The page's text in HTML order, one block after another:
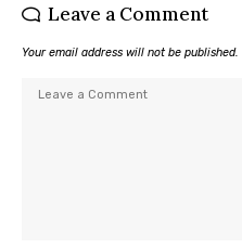
Leave a Comment
Your email address will not be published.